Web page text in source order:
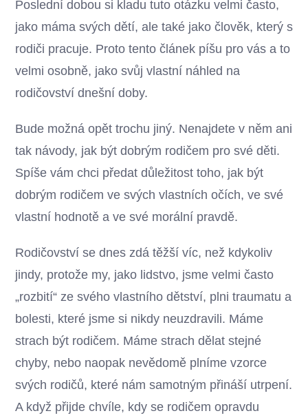
Poslední dobou si kladu tuto otázku velmi často,
jako máma svých dětí, ale také jako člověk, který s
rodiči pracuje. Proto tento článek píšu pro vás a to
velmi osobně, jako svůj vlastní náhled na
rodičovství dnešní doby.
Bude možná opět trochu jiný. Nenajdete v něm ani
tak návody, jak být dobrým rodičem pro své děti.
Spíše vám chci předat důležitost toho, jak být
dobrým rodičem ve svých vlastních očích, ve své
vlastní hodnotě a ve své morální pravdě.
Rodičovství se dnes zdá těžší víc, než kdykoliv
jindy, protože my, jako lidstvo, jsme velmi často
„rozbití“ ze svého vlastního dětství, plni traumatu a
bolesti, které jsme si nikdy neuzdravili. Máme
strach být rodičem. Máme strach dělat stejné
chyby, nebo naopak nevědomě plníme vzorce
svých rodičů, které nám samotným přináší utrpení.
A když přijde chvíle, kdy se rodičem opravdu